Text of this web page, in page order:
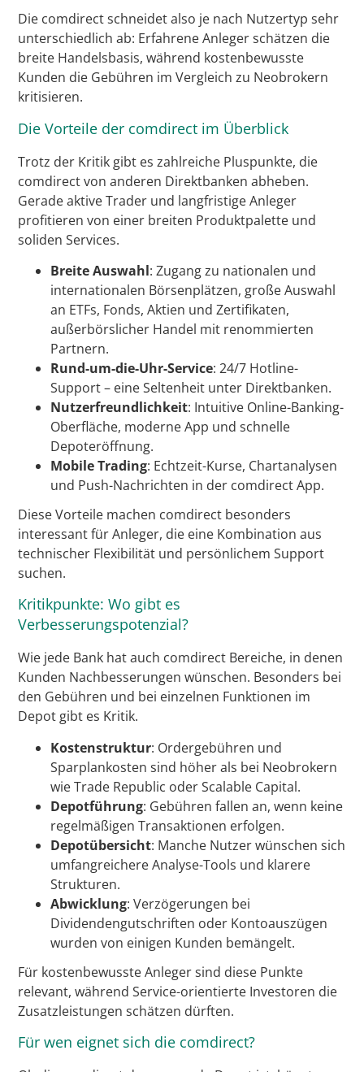
Die comdirect schneidet also je nach Nutzertyp sehr
unterschiedlich ab: Erfahrene Anleger schätzen die
breite Handelsbasis, während kostenbewusste
Kunden die Gebühren im Vergleich zu Neobrokern
kritisieren.
Die Vorteile der comdirect im Überblick
Trotz der Kritik gibt es zahlreiche Pluspunkte, die
comdirect von anderen Direktbanken abheben.
Gerade aktive Trader und langfristige Anleger
profitieren von einer breiten Produktpalette und
soliden Services.
Breite Auswahl: Zugang zu nationalen und
internationalen Börsenplätzen, große Auswahl
an ETFs, Fonds, Aktien und Zertifikaten,
außerbörslicher Handel mit renommierten
Partnern.
Rund-um-die-Uhr-Service: 24/7 Hotline-
Support – eine Seltenheit unter Direktbanken.
Nutzerfreundlichkeit: Intuitive Online-Banking-
Oberfläche, moderne App und schnelle
Depoteröffnung.
Mobile Trading: Echtzeit-Kurse, Chartanalysen
und Push-Nachrichten in der comdirect App.
Diese Vorteile machen comdirect besonders
interessant für Anleger, die eine Kombination aus
technischer Flexibilität und persönlichem Support
suchen.
Kritikpunkte: Wo gibt es
Verbesserungspotenzial?
Wie jede Bank hat auch comdirect Bereiche, in denen
Kunden Nachbesserungen wünschen. Besonders bei
den Gebühren und bei einzelnen Funktionen im
Depot gibt es Kritik.
Kostenstruktur: Ordergebühren und
Sparplankosten sind höher als bei Neobrokern
wie Trade Republic oder Scalable Capital.
Depotführung: Gebühren fallen an, wenn keine
regelmäßigen Transaktionen erfolgen.
Depotübersicht: Manche Nutzer wünschen sich
umfangreichere Analyse-Tools und klarere
Strukturen.
Abwicklung: Verzögerungen bei
Dividendengutschriften oder Kontoauszügen
wurden von einigen Kunden bemängelt.
Für kostenbewusste Anleger sind diese Punkte
relevant, während Service-orientierte Investoren die
Zusatzleistungen schätzen dürften.
Für wen eignet sich die comdirect?